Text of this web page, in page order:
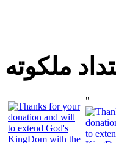
ملكوته
"